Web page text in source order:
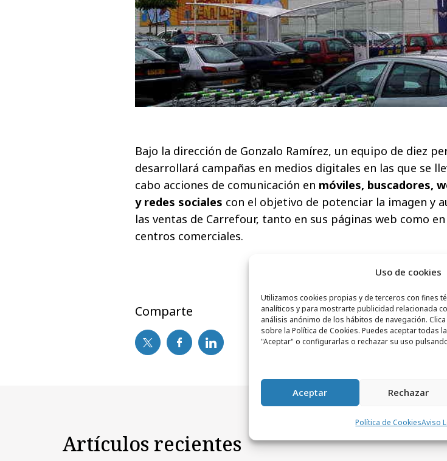
Uso de cookies
Utilizamos cookies propias y de terceros con fines
analíticos y para mostrarte publicidad relacionada
análisis anónimo de los hábitos de navegación. Clica
sobre la Política de Cookies. Puedes aceptar todas
"Aceptar" o configurarlas o rechazar su uso
Aceptar Rechazar
Política de CookiesAviso
Bajo la dirección de Gonzalo Ramírez, un equipo de diez
desarrollará campañas en medios digitales en las que se
cabo acciones de comunicación en móviles, buscadores,
y redes sociales con el objetivo de potenciar la imagen y
las ventas de Carrefour, tanto en sus páginas web como
centros comerciales.
Comparte
Artículos recientes